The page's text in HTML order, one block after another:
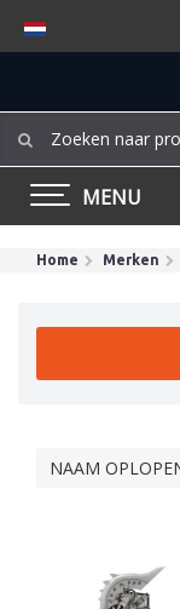
MENU
Home Merken
NAAM